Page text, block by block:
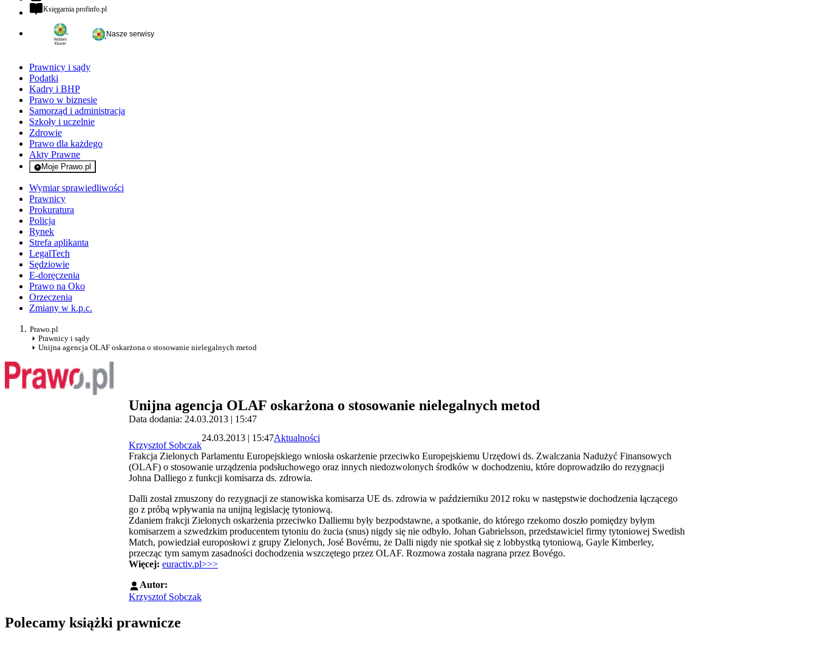
Księgarnia profinfo.plotwiera się w nowej karcie
Nasze serwisy
Prawnicy i sądy
Podatki
Kadry i BHP
Prawo w biznesie
Samorząd i administracja
Szkoły i uczelnie
Zdrowie
Prawo dla każdego
Akty Prawne
Moje Prawo.pl
- rejestracja i logowanie do serwisu
Wymiar sprawiedliwości
Prawnicy
Prokuratura
Policja
Rynek
Strefa aplikanta
LegalTech
Sędziowie
E-doręczenia
Prawo na Oko
Orzeczenia
Zmiany w k.p.c.
Prawo.pl
Prawnicy i sądy
Unijna agencja OLAF oskarżona o stosowanie nielegalnych metod
Unijna agencja OLAF oskarżona o stosowanie nielegalnych metod
Data dodania: 24.03.2013 | 15:47
Krzysztof Sobczak
24.03.2013 | 15:47Aktualności
Frakcja Zielonych Parlamentu Europejskiego wniosła oskarżenie przeciwko Europejskiemu Urzędowi ds. Zwalczania Nadużyć Finansowych
(OLAF) o stosowanie urządzenia podsłuchowego oraz innych niedozwolonych środków w dochodzeniu, które doprowadziło do rezygnacji
Johna Dalliego z funkcji komisarza ds. zdrowia.
Dalli został zmuszony do rezygnacji ze stanowiska komisarza UE ds. zdrowia w październiku 2012 roku w następstwie dochodzenia łączącego
go z próbą wpływania na unijną legislację tytoniową.
Zdaniem frakcji Zielonych oskarżenia przeciwko Dalliemu były bezpodstawne, a spotkanie, do którego rzekomo doszło pomiędzy byłym
komisarzem a szwedzkim producentem tytoniu do żucia (snus) nigdy się nie odbyło. Johan Gabrielsson, przedstawiciel firmy tytoniowej Swedish
Match, powiedział europosłowi z grupy Zielonych, José Bovému, że Dalli nigdy nie spotkał się z lobbystką tytoniową, Gayle Kimberley,
przecząc tym samym zasadności dochodzenia wszczętego przez OLAF. Rozmowa została nagrana przez Bovégo.
Więcej: euractiv.pl>>>
Autor:
Krzysztof Sobczak
Polecamy książki prawnicze